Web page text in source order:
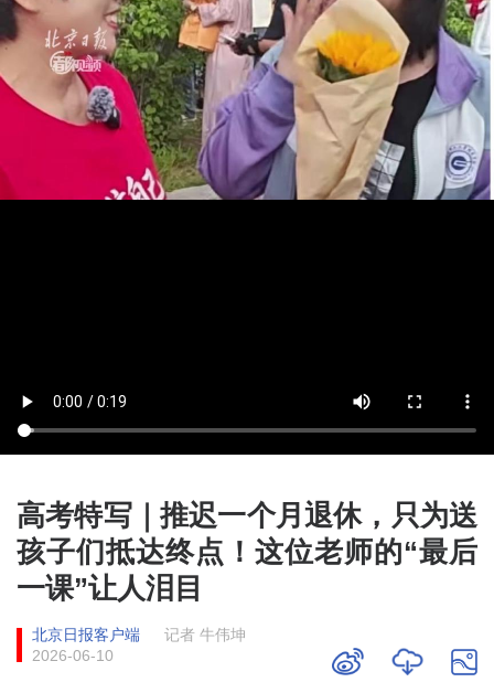
高考特写｜推迟一个月退休，只为送
孩子们抵达终点！这位老师的“最后
一课”让人泪目
北京日报客户端
记者 牛伟坤
2026-06-10